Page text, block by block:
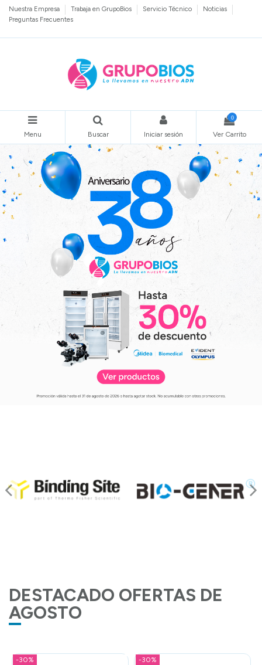
Nuestra Empresa Trabaja en GrupoBios Servicio Técnico
Noticias
Preguntas Frecuentes
Menu Buscar Iniciar sesión
0
Ver Carrito
DESTACADO OFERTAS DE
AGOSTO
-30% -30%